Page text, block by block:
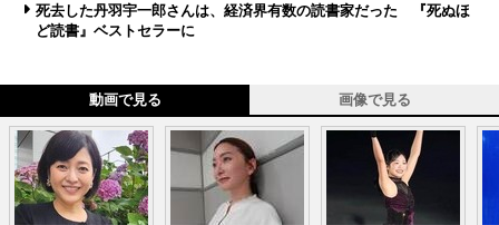
死去した丹羽宇一郎さんは、経済界有数の読書家だった 『死ぬほ
ど読書』ベストセラーに
動画で見る 画像で見る